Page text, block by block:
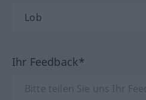
Ihr Feedback*